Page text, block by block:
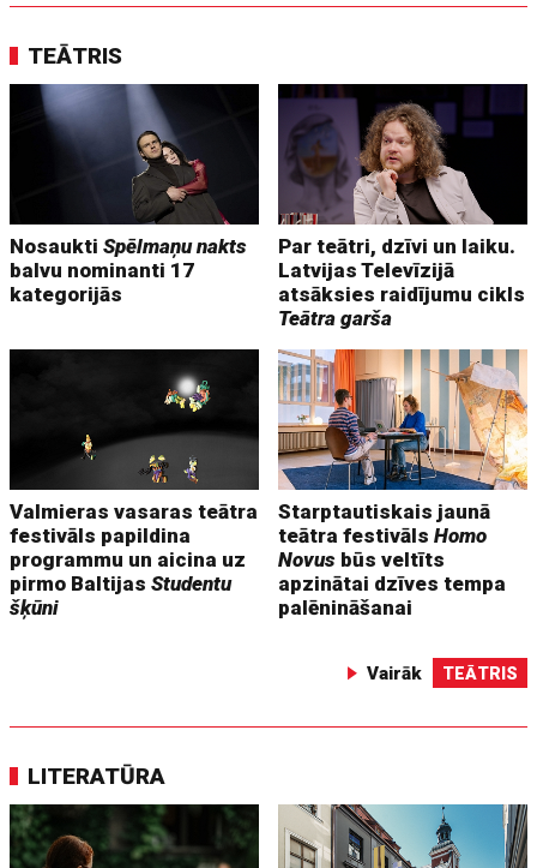
TEĀTRIS
NosauktiSpēlmaņu nakts
balvu nominanti 17
kategorijās
Par teātri, dzīvi un laiku.
Latvijas Televīzijā
atsāksies raidījumu cikls
Teātra garša
Valmieras vasaras teātra
festivāls papildina
programmu un aicina uz
pirmo BaltijasStudentu
šķūni
Starptautiskais jaunā
teātra festivālsHomo
Novus būs veltīts
apzinātai dzīves tempa
palēnināšanai
Vairāk TEĀTRIS
LITERATŪRA